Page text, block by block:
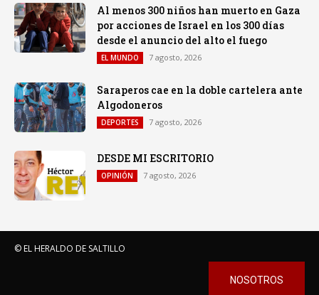
Al menos 300 niños han muerto en Gaza
por acciones de Israel en los 300 días
desde el anuncio del alto el fuego
EL MUNDO 7 agosto, 2026
Saraperos cae en la doble cartelera ante
Algodoneros
DEPORTES 7 agosto, 2026
DESDE MI ESCRITORIO
OPINIÓN 7 agosto, 2026
© EL HERALDO DE SALTILLO
NOSOTROS